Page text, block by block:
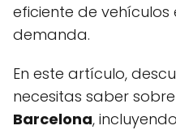
eficiente de
demanda.
En este artículo,
necesitas saber
Barcelona,